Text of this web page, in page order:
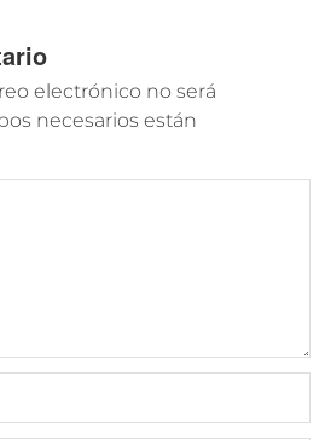
electrónico no será
necesarios están